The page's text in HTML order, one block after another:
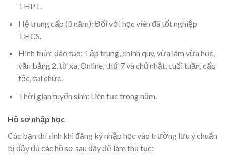
THPT.
Hệ trung cấp (3 năm): Đối với học viên đã tốt nghiệp
THCS.
Hình thức đào tạo: Tập trung, chính quy, vừa làm vừa học,
văn bằng 2, từ xa, Online, thứ 7 và chủ nhật, cuối tuần, cấp
tốc, tại chức.
Thời gian tuyển sinh: Liên tục trong năm.
Hồ sơ nhập học
Các bạn thí sinh khi đăng ký nhập học vào trường lưu ý chuẩn
bị đầy đủ các hồ sơ sau đây để làm thủ tục: